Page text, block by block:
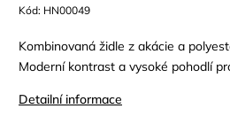
Kód: HN00049
Kombinovaná židle z akácie a
Moderní kontrast a vysoké pohodlí
Detailní informace